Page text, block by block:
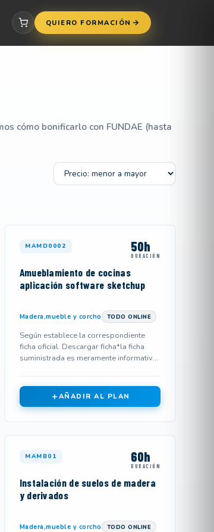
QUIERO FORMACIÓN
cómo bonificarlo con FUNDAE (hasta
Ordenar por
MAMD0002 50h
DURACIÓN
Amueblamiento de cocinas
aplicación software sketchup
Madera,mueble y corcho TODO ONLINE
Según establece la correspondiente
ficha oficial. Descargar ficha*la ficha
suministrada es meramente informativa
AÑADIR AL PLAN
MAMB01 60h
DURACIÓN
Instalación de suelos de madera
y derivados
Madera,mueble y corcho TODO ONLINE